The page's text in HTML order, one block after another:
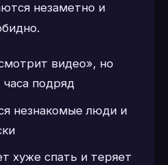
незаметно и
видео», но
подряд
незнакомые люди и
хуже спать и теряет